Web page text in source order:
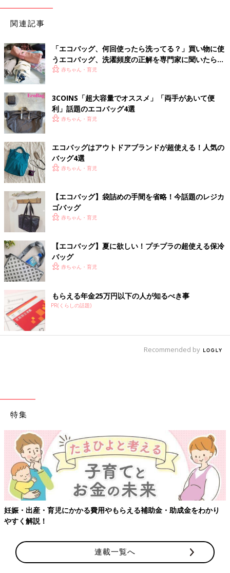
関連記事
「エコバッグ、何回使ったら洗ってる？」買い物に使
うエコバッグ、洗濯頻度の正解を専門家に聞いたら…
赤ちゃん・育児
3COINS「超大容量でオススメ」「両手があいて便
利」話題のエコバッグ4選
赤ちゃん・育児
エコバッグはアウトドアブランドが超使える！人気の
バッグ4選
赤ちゃん・育児
【エコバッグ】袋詰めの手間を省略！今話題のレジカ
ゴバッグ
赤ちゃん・育児
【エコバッグ】夏に欲しい！プチプラの超使える保冷
バッグ
赤ちゃん・育児
もらえる年金25万円以下の人が知るべき事
PR(くらしの話題)
Recommended by
特集
妊娠・出産・育児にかかる費用やもらえる補助金・助成金をわかり
やすく解説！
連載一覧へ